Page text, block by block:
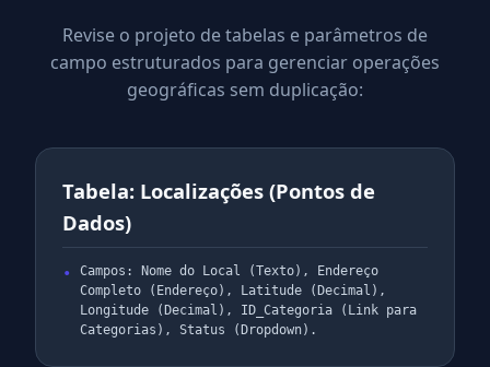
Revise o projeto de tabelas e parâmetros de
campo estruturados para gerenciar operações
geográficas sem duplicação:
Tabela: Localizações (Pontos de
Dados)
Campos: Nome do Local (Texto), Endereço
Completo (Endereço), Latitude (Decimal),
Longitude (Decimal), ID_Categoria (Link para
Categorias), Status (Dropdown).